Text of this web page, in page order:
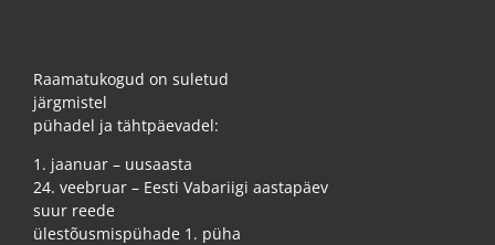
Raamatukogud on suletud
järgmistel
pühadel ja tähtpäevadel:
1. jaanuar – uusaasta
24. veebruar – Eesti Vabariigi aastapäev
suur reede
ülestõusmispühade 1. püha